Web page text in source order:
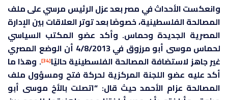
وانعكست الأحداث في مصر بعد عزل الرئيس مرسي على ملف
المصالحة الفلسطينية، خصوصًا بعد توتر العلاقات بين الإدارة
المصرية الجديدة وحماس. وأكد عضو المكتب السياسي
لحماس موسى أبو مرزوق في 4/8/2013 أن الوضع المصري
غير جاهز لاستضافة المصالحة الفلسطينية حاليًا[34]
. وهذا ما
أكد عليه عضو اللجنة المركزية لحركة فتح ومسؤول ملف
المصالحة عزام الأحمد حيث قال: “اتصلت بالأخ موسى أبو